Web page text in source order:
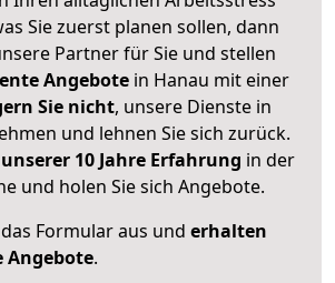
Sie zuerst planen sollen, dann
Partner für Sie und stellen
Angebote in Hanau mit einer
Sie nicht, unsere Dienste in
und lehnen Sie sich zurück.
10 Jahre Erfahrung in der
und holen Sie sich Angebote.
Formular aus und erhalten
Angebote.